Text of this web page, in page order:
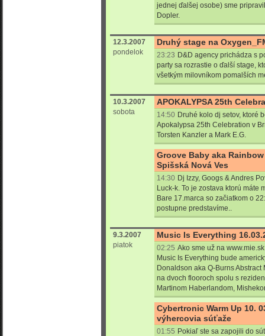
jednej ďalšej osobe) sme
Dopler.
12.3.2007
pondelok
Druhý stage na
23:23 D&D agency prichádza s
party sa rozrastie o ďalší stage,
všetkým milovníkom pomalších
10.3.2007
sobota
APOKALYPSA 25th
14:50 Druhé kolo dj setov, ktoré
Apokalypsa 25th Celebration v
Torsten Kanzler a Mark E.G.
Groove Baby aka
Spišská Nová Ves
14:30 Dj Izzy, Googs & Andres
Luck-k. To je zostava ktorú
Bare 17.marca so začiatkom o
postupne predstavíme..
9.3.2007
piatok
Music Is Everything
02:25 Ako sme už na
Music Is Everything bude
Donaldson aka Q-Burns
na dvoch flooroch spolu s
Martinom Haberlandom,
Cybertronic Warm Up 10.
výhercovia súťaže
01:55 Pokiaľ ste sa zapojili do